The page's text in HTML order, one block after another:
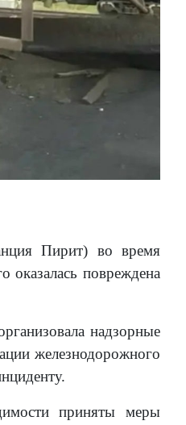
Пирит) во время
оказалась повреждена
надзорные
железнодорожного
приняты меры